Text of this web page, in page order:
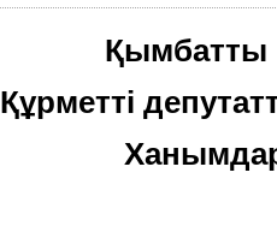
Қымбатты
Құрметті